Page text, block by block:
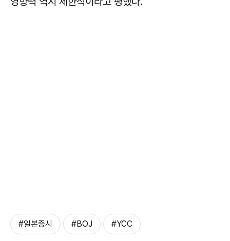
#일본증시 #BOJ #YCC